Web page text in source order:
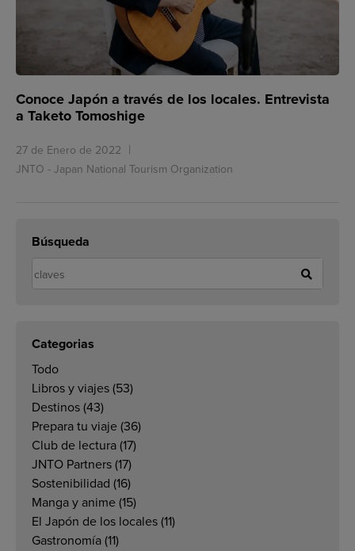
Conoce Japón a través de los locales. Entrevista
a Taketo Tomoshige
27 de Enero de 2022
JNTO - Japan National Tourism Organization
Búsqueda
Categorias
Todo
Libros y viajes (53)
Destinos (43)
Prepara tu viaje (36)
Club de lectura (17)
JNTO Partners (17)
Sostenibilidad (16)
Manga y anime (15)
El Japón de los locales (11)
Gastronomía (11)